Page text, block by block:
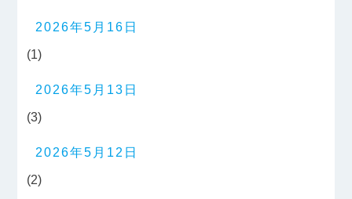
2026年5月16日
(1)
2026年5月13日
(3)
2026年5月12日
(2)